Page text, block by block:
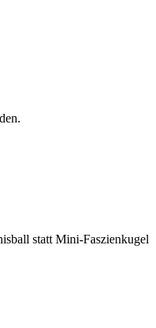
statt Mini-Faszienkugel